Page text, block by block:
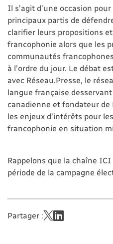
Il s’agit d’une occasion
principaux partis de
clarifier leurs propositions
francophonie alors que les
communautés
à l’ordre du jour. Le débat
avec Réseau.Presse, le
langue française
canadienne et fondateur de
les enjeux d’intérêts pour
francophonie en situation
Rappelons que la chaîne
période de la campagne
Partager :